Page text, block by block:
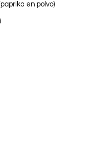
en polvo)